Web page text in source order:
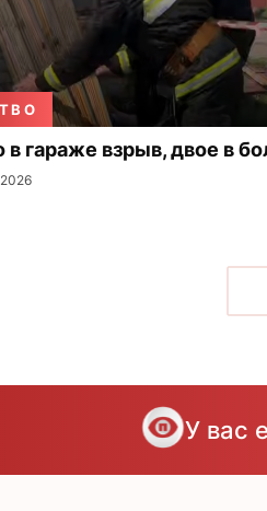
в гараже взрыв, двое в
У вас